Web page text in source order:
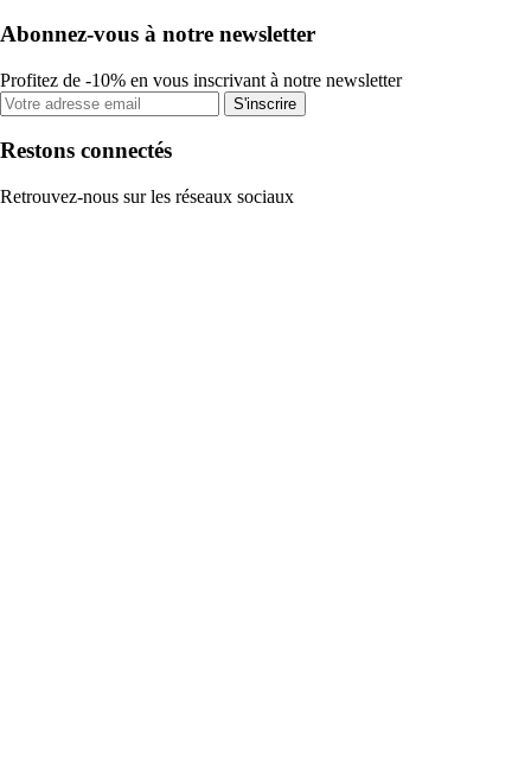
Abonnez-vous à notre newsletter
Profitez de -10% en vous inscrivant à notre newsletter
S'inscrire
Restons connectés
Retrouvez-nous sur les réseaux sociaux